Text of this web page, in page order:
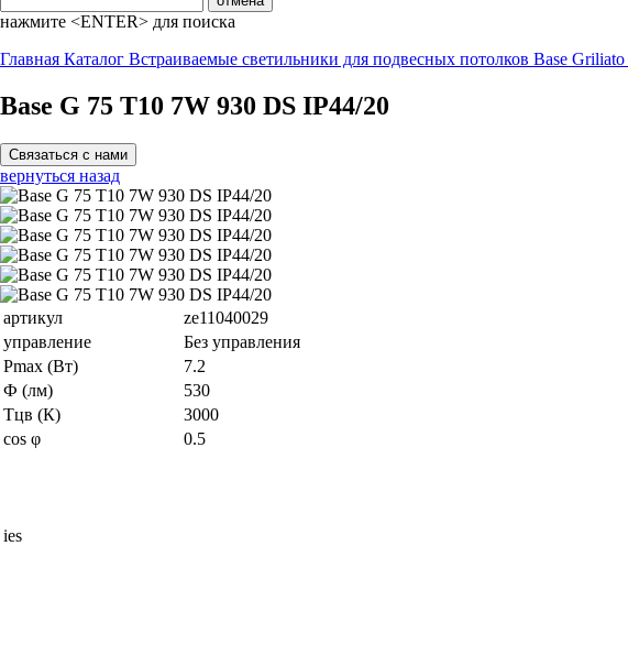
нажмите <ENTER> для поиска
Главная Каталог Встраиваемые светильники для подвесных потолков Base Griliato
Base G 75 T10 7W 930 DS IP44/20
Связаться с нами
вернуться назад
артикул
ze11040029
управление
Без управления
Pmax (Вт)
7.2
Ф (лм)
530
Тцв (К)
3000
cos φ
0.5
ies